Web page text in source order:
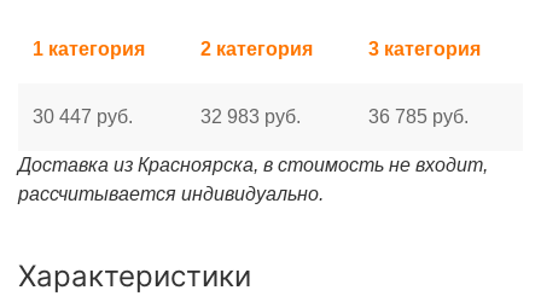
1 категория 2 категория 3 категория
30 447 руб. 32 983 руб. 36 785 руб.
Доставка из Красноярска, в стоимость не входит,
рассчитывается индивидуально.
Характеристики